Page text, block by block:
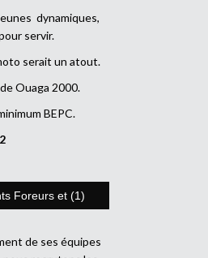
dynamiques,
servir.
serait un atout.
Ouaga 2000.
BEPC.
Foreurs et (1)
de ses équipes